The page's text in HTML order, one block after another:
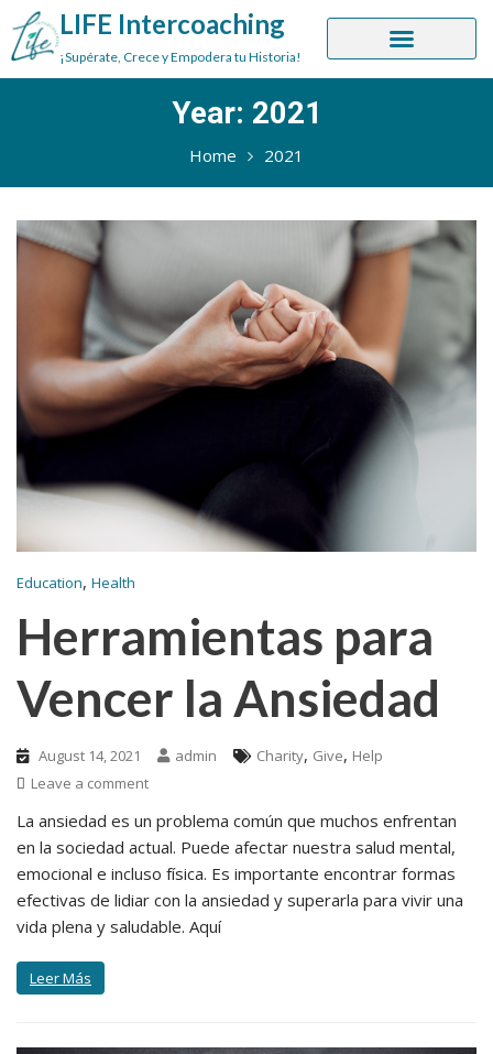
LIFE Intercoaching
¡Supérate, Crece y Empodera tu Historia!
Year: 2021
Home 2021
Education, Health
Herramientas para
Vencer la Ansiedad
August 14, 2021 admin Charity, Give, Help
Leave a comment
La ansiedad es un problema común que muchos enfrentan
en la sociedad actual. Puede afectar nuestra salud mental,
emocional e incluso física. Es importante encontrar formas
efectivas de lidiar con la ansiedad y superarla para vivir una
vida plena y saludable. Aquí
Leer Más